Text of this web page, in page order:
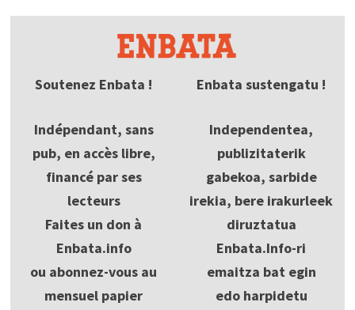
Soutenez Enbata !
Indépendant, sans
pub, en accès libre,
financé par ses
lecteurs
Faites un don à
Enbata.info
ou abonnez-vous au
mensuel papier
Enbata sustengatu !
Independentea,
publizitaterik
gabekoa, sarbide
irekia, bere irakurleek
diruztatua
Enbata.Info-ri
emaitza bat egin
edo harpidetu